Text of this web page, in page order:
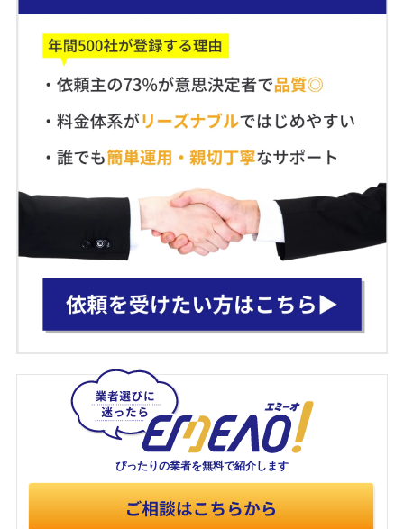
ぴったりの業者を無料で紹介します